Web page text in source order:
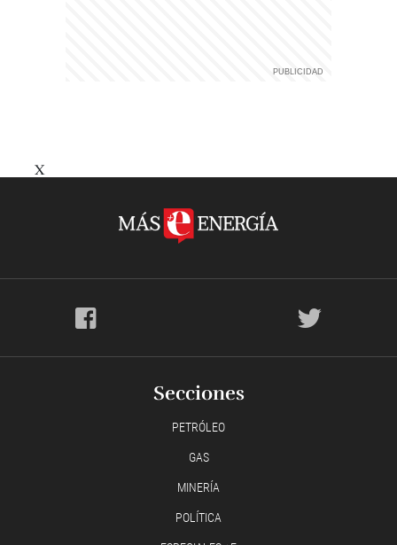
X
Secciones
PETRÓLEO
GAS
MINERÍA
POLÍTICA